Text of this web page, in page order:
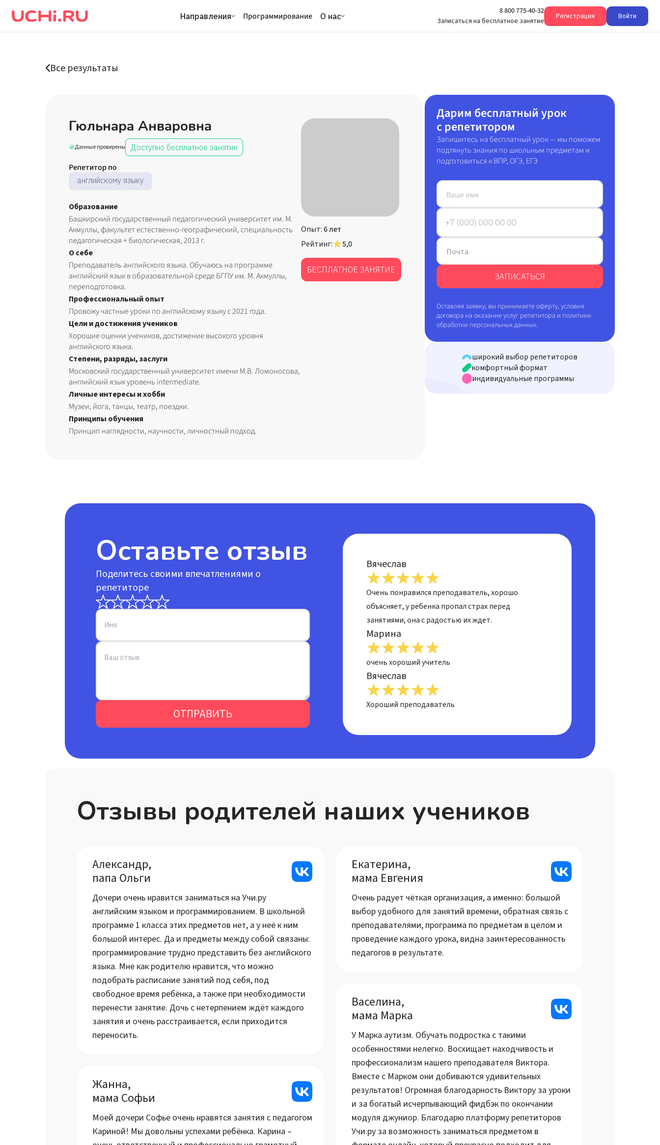
Направления Программирование О нас
8 800 775-40-32
Записаться на бесплатное занятие
Регистрация Войти
Все результаты
Гюльнара Анваровна
Данные проверены Доступно бесплатное занятие
Репетитор по
английскому языку
Образование
Башкирский государственный педагогический университет им. М.
Акмуллы, факультет естественно-географический, специальность
педагогическая + биологическая, 2013 г.
О себе
Преподаватель английского языка. Обучаюсь на программе
английский язык в образовательной среде БГПУ им. М. Акмуллы,
переподготовка.
Профессиональный опыт
Провожу частные уроки по английскому языку с 2021 года.
Цели и достижения учеников
Хорошие оценки учеников, достижение высокого уровня
английского языка.
Степени, разряды, заслуги
Московский государственный университет имени М.В. Ломоносова,
английский язык уровень intermediate.
Личные интересы и хобби
Музеи, йога, танцы, театр, поездки.
Принципы обучения
Принцип наглядности, научности, личностный подход.
Опыт:6 лет
Рейтинг:
5,0
БЕСПЛАТНОЕ ЗАНЯТИЕ
широкий выбор репетиторов
комфортный формат
индивидуальные программы
Дарим бесплатный урок
с репетитором
Запишитесь на бесплатный урок — мы поможем
подтянуть знания по школьным предметам и
подготовиться к ВПР, ОГЭ, ЕГЭ
Ваше имя
Почта
ЗАПИСАТЬСЯ
Оставляя заявку, вы принимаете оферту, условия
договора на оказание услуг репетитора и политики
обработки персональных данных.
Оставьте отзыв
Поделитесь своими впечатлениями о
репетиторе
ОТПРАВИТЬ
Вячеслав
Очень понравился преподаватель, хорошо
объясняет, у ребенка пропал страх перед
занятиями, она с радостью их ждет.
Марина
очень хороший учитель
Вячеслав
Хороший преподаватель
Отзывы родителей наших учеников
Александр,
папа Ольги
Дочери очень нравится заниматься на Учи.ру
английским языком и программированием. В школьной
программе 1 класса этих предметов нет, а у неё к ним
большой интерес. Да и предметы между собой связаны:
программирование трудно представить без английского
языка. Мне как родителю нравится, что можно
подобрать расписание занятий под себя, под
свободное время ребёнка, а также при необходимости
перенести занятие. Дочь с нетерпением ждёт каждого
занятия и очень расстраивается, если приходится
переносить.
Жанна,
мама Софьи
Моей дочери Софье очень нравятся занятия с педагогом
Кариной! Мы довольны успехами ребёнка. Карина –
Екатерина,
мама Евгения
Очень радует чёткая организация, а именно: большой
выбор удобного для занятий времени, обратная связь с
преподавателями, программа по предметам в целом и
проведение каждого урока, видна заинтересованность
педагогов в результате.
Васелина,
мама Марка
У Марка аутизм. Обучать подростка с такими
особенностями нелегко. Восхищает находчивость и
профессионализм нашего преподавателя Виктора.
Вместе с Марком они добиваются удивительных
результатов! Огромная благодарность Виктору за уроки
и за богатый исчерпывающий фидбэк по окончании
модуля джуниор. Благодарю платформу репетиторов
Учи.ру за возможность заниматься предметом в